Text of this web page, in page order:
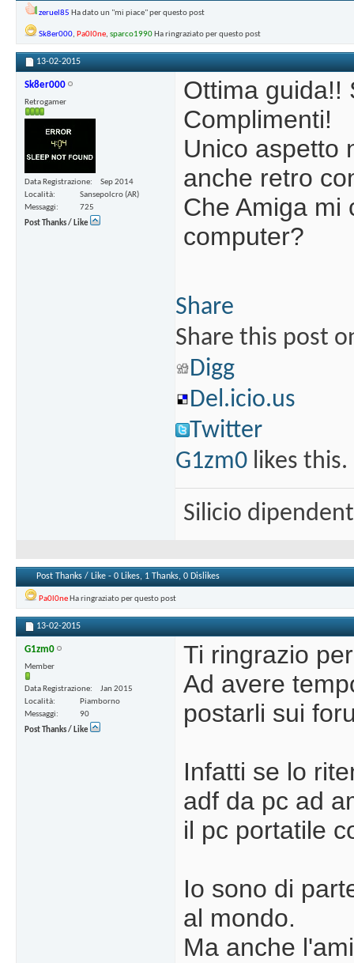
zeruel85 Ha dato un "mi piace" per questo post
Sk8er000, Pa0l0ne, sparco1990Ha ringraziato per questo post
13-02-2015
Sk8er000
Retrogamer
Data Registrazione
Sep 2014
Località
Sansepolcro (AR)
Messaggi
725
Post Thanks / Like
Ottima guida!!
Complimenti!
Unico aspetto
anche retro
Che Amiga mi
computer?
Share
Share this post
Digg
Del.icio.us
Twitter
G1zm0 likes this.
Silicio
Post Thanks / Like - 0 Likes, 1 Thanks, 0 Dislikes
Pa0l0neHa ringraziato per questo post
13-02-2015
G1zm0
Member
Data Registrazione
Jan 2015
Località
Piamborno
Messaggi
90
Post Thanks / Like
Ti ringrazio
Ad avere
postarli sui
Infatti se lo
adf da pc ad
il pc portatile
Io sono di
al mondo.
Ma anche